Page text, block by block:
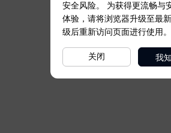
安全风险。 为获得更流畅与
体验，请将浏览器升级至最
级后重新访问页面进行使用。
关闭 我